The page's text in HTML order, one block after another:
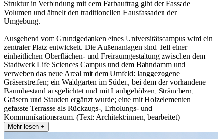
Struktur in Verbindung mit dem Farbauftrag gibt der Fassade
Volumen und ähnelt den traditionellen Hausfassaden der
Umgebung.
Ausgehend vom Grundgedanken eines Universitätscampus wird ein
zentraler Platz entwickelt. Die Außenanlagen sind Teil einer
einheitlichen Oberflächen- und Freiraumgestaltung zwischen dem
Stadtwerk Life Sciences Campus und dem Bahndamm und
verweben das neue Areal mit dem Umfeld: langgezogene
Gräserstreifen; ein Waldgarten im Süden, bei dem der vorhandene
Baumbestand ausgelichtet und mit Laubgehölzen, Sträuchern,
Gräsern und Stauden ergänzt wurde; eine mit Holzelementen
gefasste Terrasse als Rückzugs-, Erholungs- und
Kommunikationsraum. (Text: Architekt:innen, bearbeitet)
Mehr lesen +